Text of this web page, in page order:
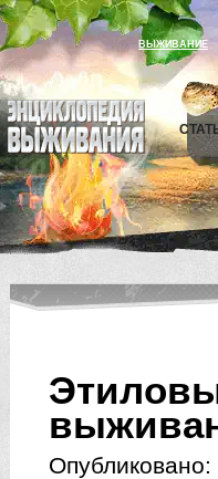
ВЫЖИВАНИЕ
Опубликовано: